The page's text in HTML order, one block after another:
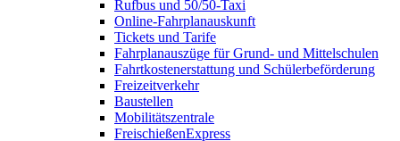
Rufbus und 50/50-Taxi
Online-Fahrplanauskunft
Tickets und Tarife
Fahrplanauszüge für Grund- und Mittelschulen
Fahrtkostenerstattung und Schülerbeförderung
Freizeitverkehr
Baustellen
Mobilitätszentrale
FreischießenExpress